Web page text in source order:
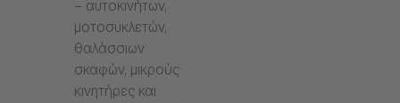
– αυτοκινήτων,
μοτοσυκλετών,
θαλάσσιων
σκαφών, μικρούς
κινητήρες και